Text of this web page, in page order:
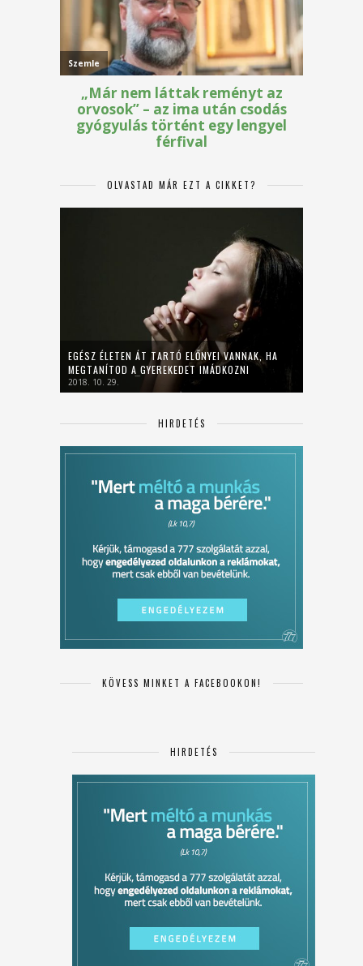
OLVASTAD MÁR EZT A CIKKET?
EGÉSZ ÉLETEN ÁT TARTÓ ELŐNYEI VANNAK, HA
MEGTANÍTOD A GYEREKEDET IMÁDKOZNI
2018. 10. 29.
HIRDETÉS
KÖVESS MINKET A FACEBOOKON!
HIRDETÉS